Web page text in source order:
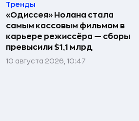
Тренды
«Одиссея» Нолана стала
самым кассовым фильмом в
карьере режиссёра — сборы
превысили $1,1 млрд
10 августа 2026, 10:47